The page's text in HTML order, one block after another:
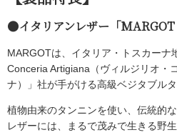
●イタリアンレザー「MARGOT
MARGOTは、イタリア・トスカーナ
Conceria Artigiana（ヴィルジリオ・
ナ）」社が手がける高級ベジタブルタ
植物由来のタンニンを使い、伝統的
レザーには、まるで茂みで生きる野